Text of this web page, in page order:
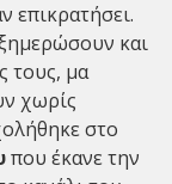
επικρατήσει.
και
τους, μα
χωρίς
στο
που έκανε την